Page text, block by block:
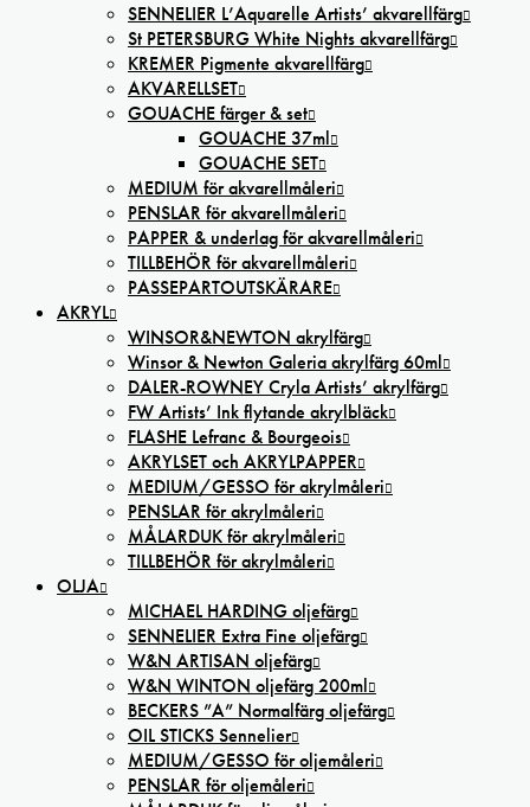
SENNELIER L’Aquarelle Artists’ akvarellfärg
St PETERSBURG White Nights akvarellfärg
KREMER Pigmente akvarellfärg
AKVARELLSET
GOUACHE färger & set
GOUACHE 37ml
GOUACHE SET
MEDIUM för akvarellmåleri
PENSLAR för akvarellmåleri
PAPPER & underlag för akvarellmåleri
TILLBEHÖR för akvarellmåleri
PASSEPARTOUTSKÄRARE
AKRYL
WINSOR&NEWTON akrylfärg
Winsor & Newton Galeria akrylfärg 60ml
DALER-ROWNEY Cryla Artists’ akrylfärg
FW Artists’ Ink flytande akrylbläck
FLASHE Lefranc & Bourgeois
AKRYLSET och AKRYLPAPPER
MEDIUM/GESSO för akrylmåleri
PENSLAR för akrylmåleri
MÅLARDUK för akrylmåleri
TILLBEHÖR för akrylmåleri
OLJA
MICHAEL HARDING oljefärg
SENNELIER Extra Fine oljefärg
W&N ARTISAN oljefärg
W&N WINTON oljefärg 200ml
BECKERS ”A” Normalfärg oljefärg
OIL STICKS Sennelier
MEDIUM/GESSO för oljemåleri
PENSLAR för oljemåleri